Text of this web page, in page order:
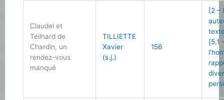
Claudel et
Teilhard de
Chardin, un
rendez-vous
manqué
TILLIETTE
Xavier
(s.j.)
156
[2 –
[5.1